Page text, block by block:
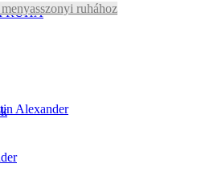
RUHA
Alexander
ruhához